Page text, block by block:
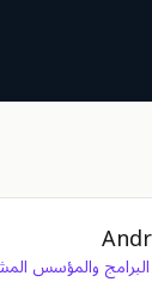
البرامج والمؤسس